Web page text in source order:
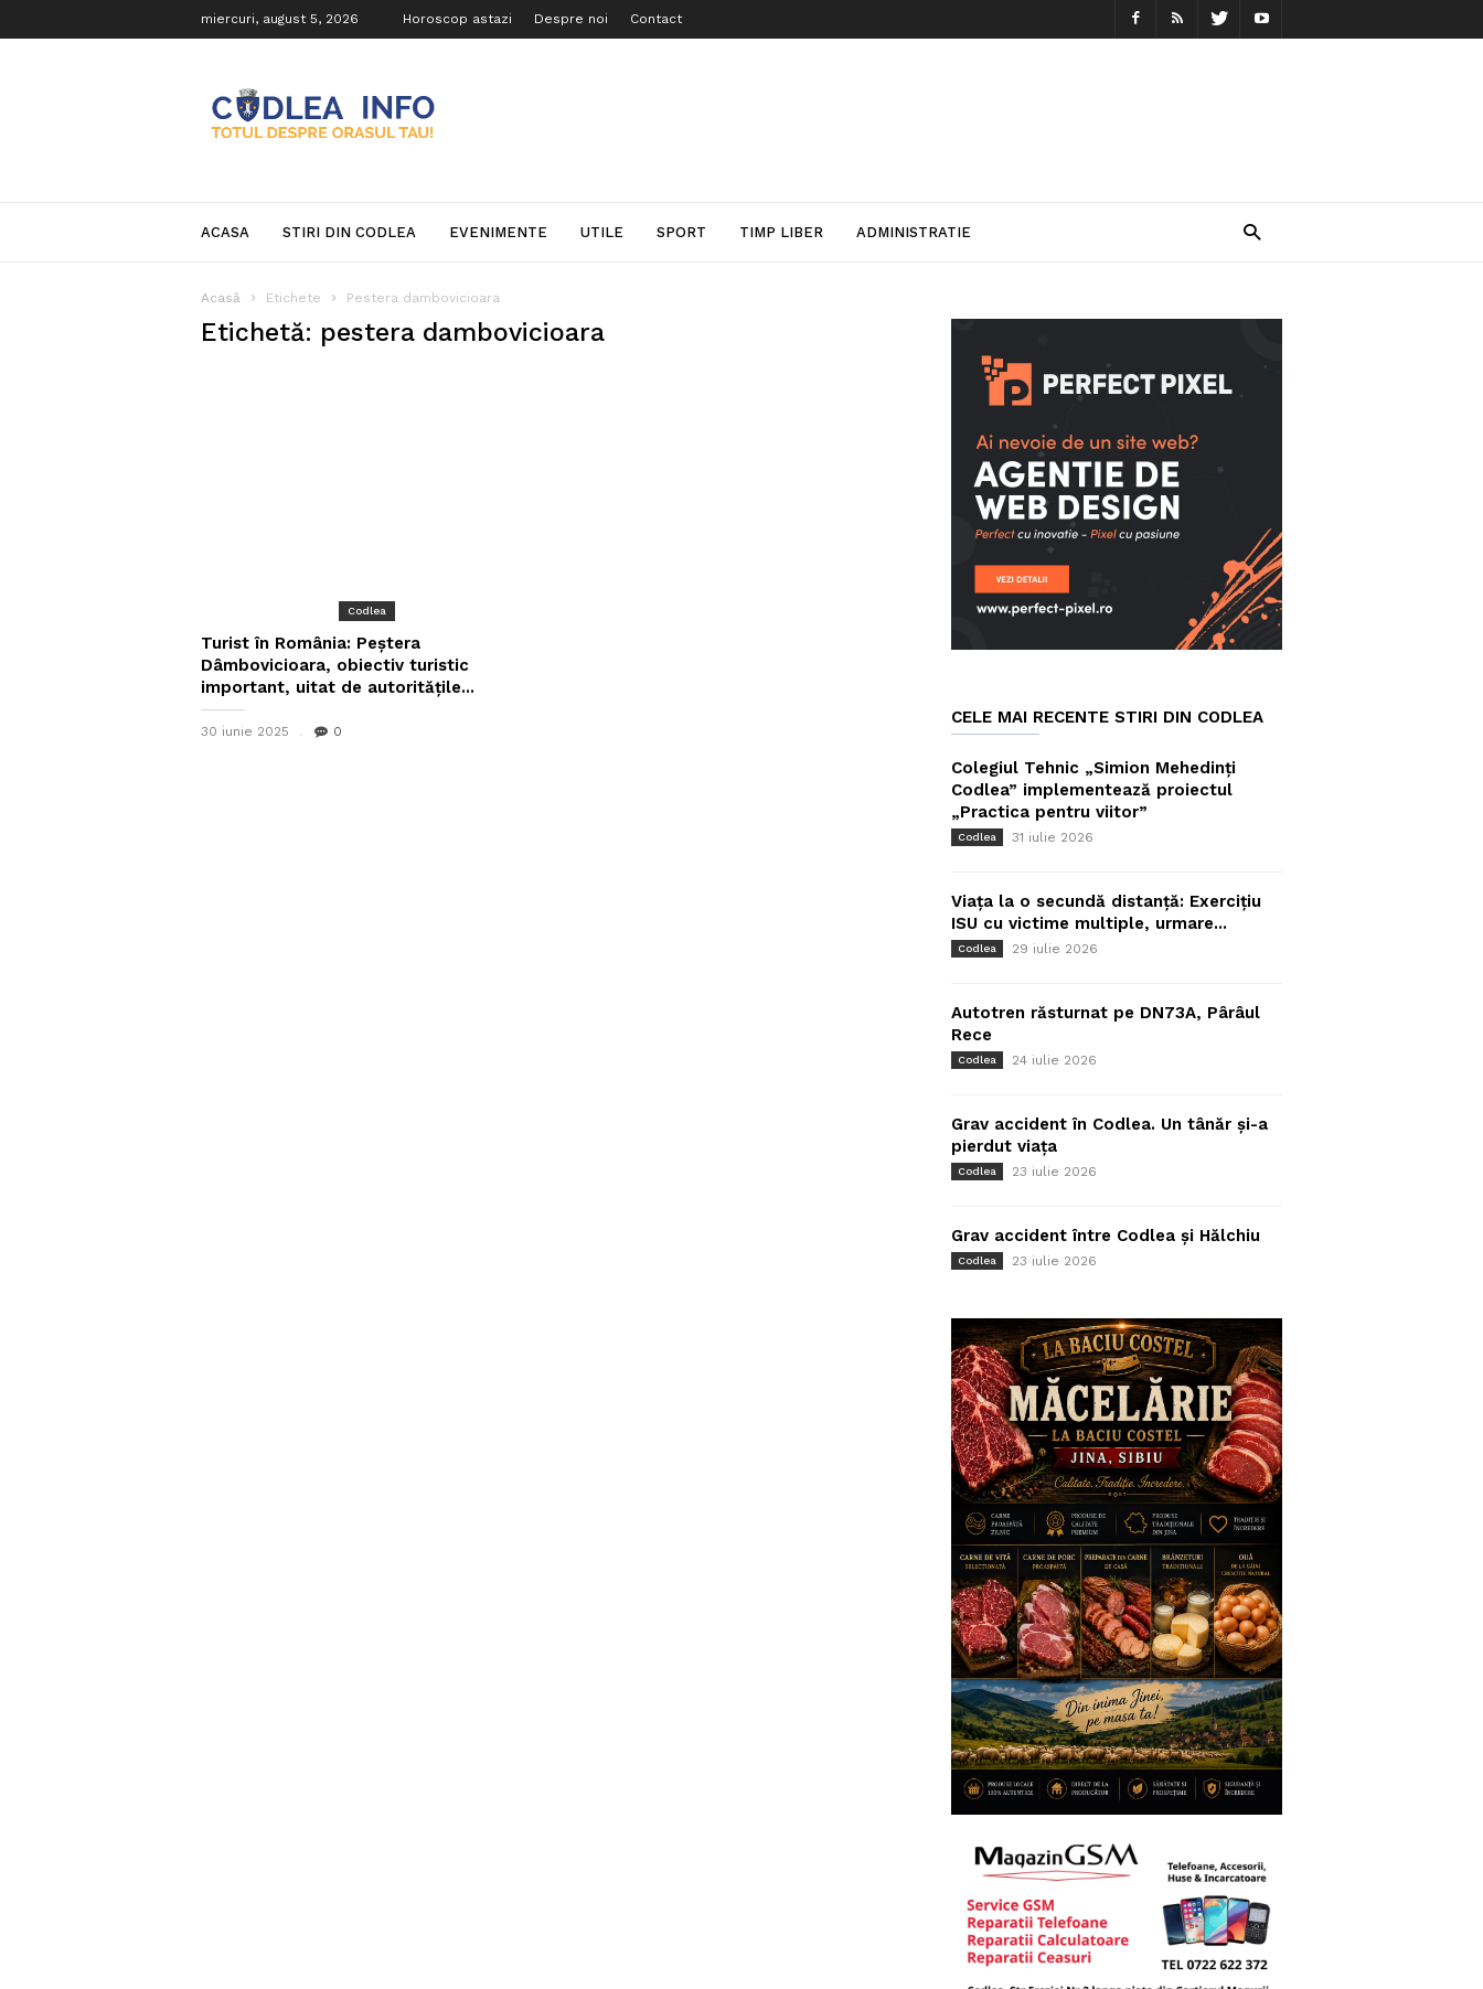
miercuri, august 5, 2026 Horoscop astazi Despre noi Contact
Info
ACASA STIRI DIN CODLEA EVENIMENTE UTILE SPORT TIMP LIBER ADMINISTRATIE
Acasă Etichete Pestera dambovicioara
Etichetă: pestera dambovicioara
Codlea
Turist în România: Peștera
Dâmbovicioara, obiectiv turistic
important, uitat de autoritățile...
30 iunie 2025 0
CELE MAI RECENTE STIRI DIN CODLEA
Colegiul Tehnic „Simion Mehedinți
Codlea” implementează proiectul
„Practica pentru viitor”
Codlea 31 iulie 2026
Viața la o secundă distanță: Exercițiu
ISU cu victime multiple, urmare...
Codlea 29 iulie 2026
Autotren răsturnat pe DN73A, Pârâul
Rece
Codlea 24 iulie 2026
Grav accident în Codlea. Un tânăr și-a
pierdut viața
Codlea 23 iulie 2026
Grav accident între Codlea și Hălchiu
Codlea 23 iulie 2026